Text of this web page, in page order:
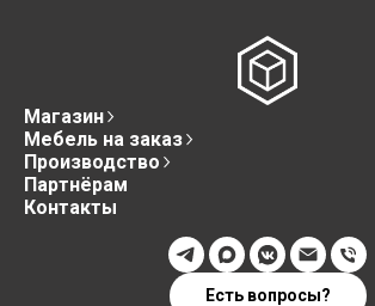
Магазин
Мебель на заказ
Производство
Партнёрам
Контакты
Есть вопросы?